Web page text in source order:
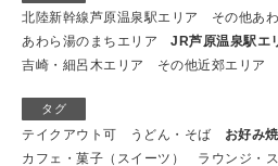
北陸新幹線芦原温泉駅エリア
その他あ
あわら湯のまちエリア
JR芦原温泉駅エ
吉崎・細呂木エリア
その他近郊エリア
タグ
テイクアウト可 うどん・そば
お好み
カフェ・菓子（スイーツ）
ラウンジ・